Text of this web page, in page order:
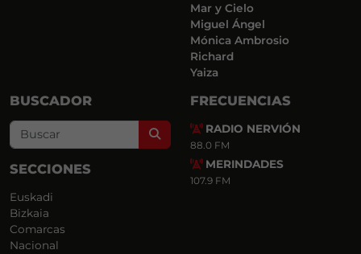
Mar y Cielo
Miguel Ángel
Mónica Ambrosio
Richard
Yaiza
BUSCADOR
Search
SECCIONES
Euskadi
Bizkaia
Comarcas
Nacional
FRECUENCIAS
RADIO NERVIÓN
88.0 FM
MERINDADES
107.9 FM